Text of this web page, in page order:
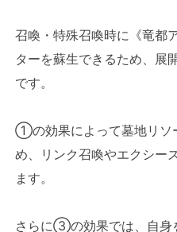
召喚・特殊召喚時に《竜都
ターを蘇生できるため、展
です。
①の効果によって墓地リソ
め、リンク召喚やエクシー
ます。
さらに③の効果では、自身